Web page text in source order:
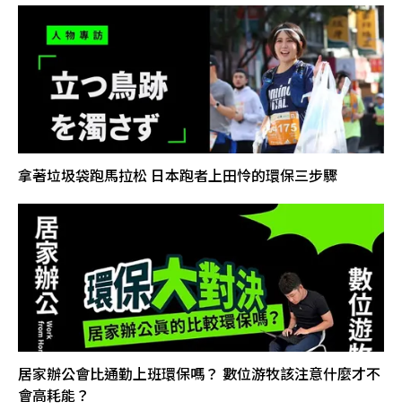
拿著垃圾袋跑馬拉松 日本跑者上田怜的環保三步驟
居家辦公會比通勤上班環保嗎？ 數位游牧該注意什麼才不
會高耗能？